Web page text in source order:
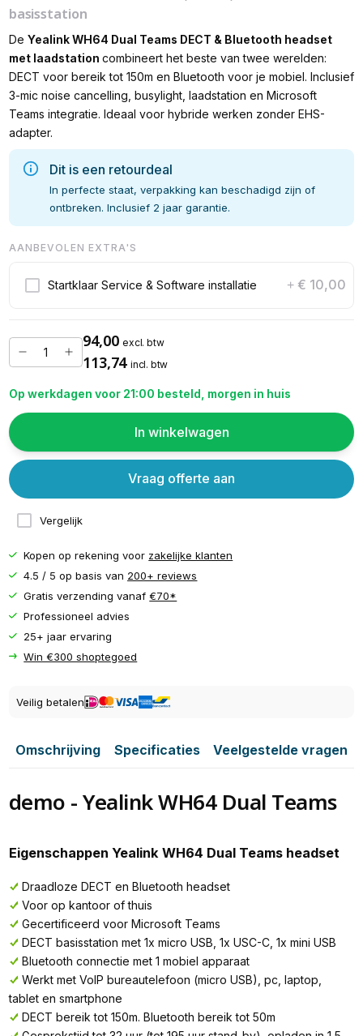
basisstation
De YealinkWH64 Dual Teams DECT & Bluetooth headset
met laadstation combineert het beste van twee werelden:
DECT voor bereik tot 150m en Bluetooth voor je mobiel. Inclusief
3-mic noise cancelling, busylight, laadstation en Microsoft
Teams integratie. Ideaal voor hybride werken zonder EHS-
adapter.
Dit is een retourdeal
In perfecte staat, verpakking kan beschadigd zijn of
ontbreken. Inclusief 2 jaar garantie.
AANBEVOLEN EXTRA'S
Startklaar Service & Software installatie + € 10,00
94,00 excl. btw
113,74 incl. btw
Op werkdagen voor 21:00 besteld, morgen in huis
In winkelwagen
Vergelijk
Vraag offerte aan
Kopen op rekening voor zakelijke klanten
4.5 / 5 op basis van 200+ reviews
Gratis verzending vanaf€70*
Professioneel advies
25+ jaar ervaring
Win €300 shoptegoed
Veilig betalen
Omschrijving Specificaties Veelgestelde vragen
demo - Yealink WH64 Dual Teams
Eigenschappen Yealink WH64 Dual Teams headset
Draadloze DECT en Bluetooth headset
Voor op kantoor of thuis
Gecertificeerd voor Microsoft Teams
DECT basisstation met 1x micro USB, 1x USC-C, 1x mini USB
Bluetooth connectie met 1 mobiel apparaat
Werkt met VoIP bureautelefoon (micro USB), pc, laptop,
tablet en smartphone
DECT bereik tot 150m. Bluetooth bereik tot 50m